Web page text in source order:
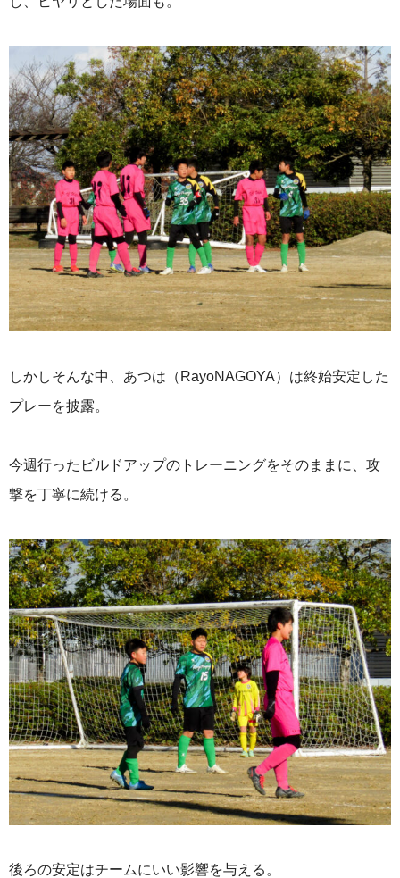
しかしそんな中、あつは（RayoNAGOYA）は終始安定した
プレーを披露。
今週行ったビルドアップのトレーニングをそのままに、攻
撃を丁寧に続ける。
後ろの安定はチームにいい影響を与える。